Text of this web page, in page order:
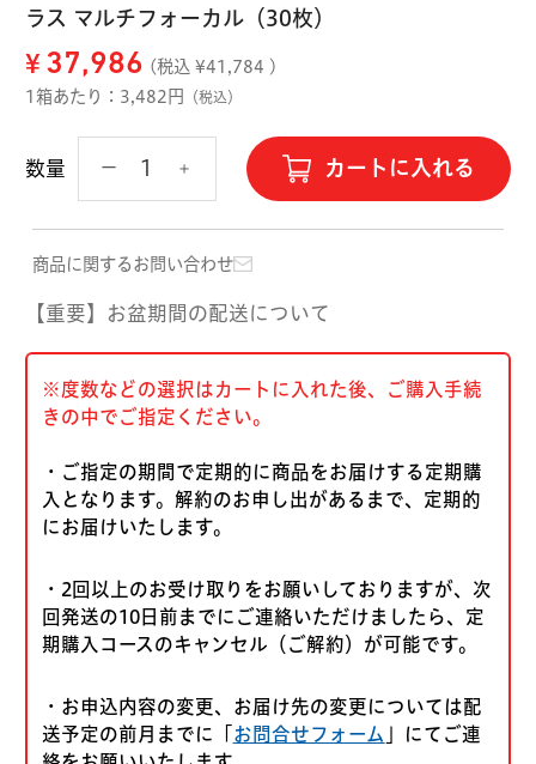
ラス マルチフォーカル（30枚）
¥ 37,986 (税込 ¥41,784 )
1箱あたり：3,482円
（税込）
数量 カートに入れる
商品に関するお問い合わせ
【重要】お盆期間の配送について
※度数などの選択はカートに入れた後、ご購入手続
きの中でご指定ください。
・ご指定の期間で定期的に商品をお届けする定期購
入となります。解約のお申し出があるまで、定期的
にお届けいたします。
・2回以上のお受け取りをお願いしておりますが、次
回発送の10日前までにご連絡いただけましたら、定
期購入コースのキャンセル（ご解約）が可能です。
・お申込内容の変更、お届け先の変更については配
送予定の前月までに「お問合せフォーム 」にてご連